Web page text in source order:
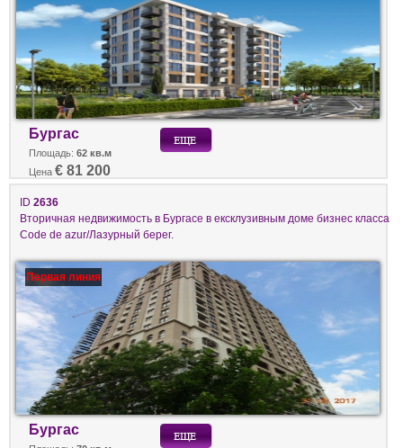
Бургас
Площадь: 62 кв.м
Цена € 81 200
ID 2636
Вторичная недвижимость в Бургасе в ексклузивным доме бизнес класса
Code de azur/Лазурный берег.
Первая линия
Бургас